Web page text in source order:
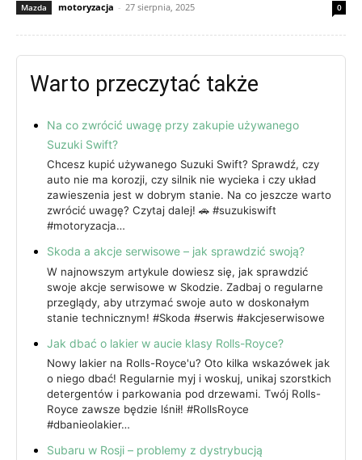
Mazda motoryzacja - 27 sierpnia, 2025 0
Warto przeczytać także
Na co zwrócić uwagę przy zakupie używanego
Suzuki Swift?
Chcesz kupić używanego Suzuki Swift? Sprawdź, czy
auto nie ma korozji, czy silnik nie wycieka i czy układ
zawieszenia jest w dobrym stanie. Na co jeszcze warto
zwrócić uwagę? Czytaj dalej! 🚗 #suzukiswift
#motoryzacja…
Skoda a akcje serwisowe – jak sprawdzić swoją?
W najnowszym artykule dowiesz się, jak sprawdzić
swoje akcje serwisowe w Skodzie. Zadbaj o regularne
przeglądy, aby utrzymać swoje auto w doskonałym
stanie technicznym! #Skoda #serwis #akcjeserwisowe
Jak dbać o lakier w aucie klasy Rolls-Royce?
Nowy lakier na Rolls-Royce'u? Oto kilka wskazówek jak
o niego dbać! Regularnie myj i woskuj, unikaj szorstkich
detergentów i parkowania pod drzewami. Twój Rolls-
Royce zawsze będzie lśnił! #RollsRoyce
#dbanieolakier…
Subaru w Rosji – problemy z dystrybucją